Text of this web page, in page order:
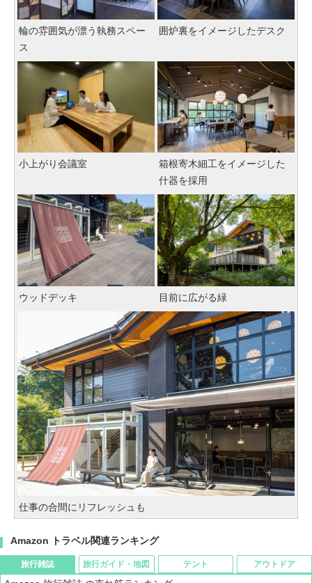
輪の雰囲気が漂う執務スペー
ス
囲炉裏をイメージしたデスク
小上がり会議室
箱根寄木細工をイメージした
什器を採用
ウッドデッキ 目前に広がる緑
仕事の合間にリフレッシュも
Amazon トラベル関連ランキング
旅行雑誌 旅行ガイド・地図 テント アウトドア